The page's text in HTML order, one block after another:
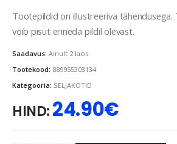
Tootepildid on illustreeriva
võib pisut erineda pildil olevast.
Saadavus: Ainult 2 laos
Tootekood: 889955303134
Kategooria: SELJAKOTID
HIND:24.90€